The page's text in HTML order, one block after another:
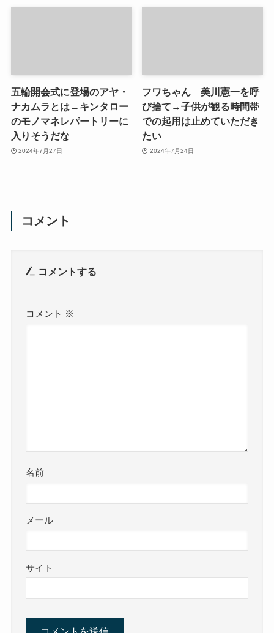
五輪開会式に登場のアヤ・
ナカムラとは→キンタロー
のモノマネレパートリーに
入りそうだな
2024年7月27日
フワちゃん 美川憲一を呼
び捨て→子供が観る時間帯
での起用は止めていただき
たい
2024年7月24日
コメント
コメントする
コメント ※
名前
メール
サイト